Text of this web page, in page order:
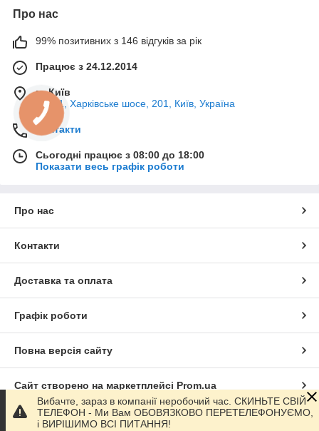
Про нас
99% позитивних з 146 відгуків за рік
Працює з 24.12.2014
м. Київ
02121, Харківське шосе, 201, Київ, Україна
Контакти
Сьогодні працює з 08:00 до 18:00
Показати весь графік роботи
Про нас
Контакти
Доставка та оплата
Графік роботи
Повна версія сайту
Сайт створено на маркетплейсі Prom.ua
Політика конфіденційності
Вибачте, зараз в компанії неробочий час. СКИНЬТЕ СВІЙ
ТЕЛЕФОН - Ми Вам ОБОВЯЗКОВО ПЕРЕТЕЛЕФОНУЄМО,
і ВИРІШИМО ВСІ ПИТАННЯ!